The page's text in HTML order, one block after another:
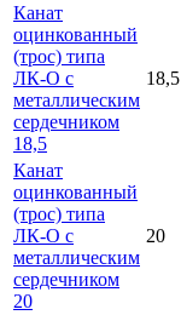
Канат
оцинкованный
(трос) типа
ЛК-О с
металлическим
сердечником
18,5
18,5
Канат
оцинкованный
(трос) типа
ЛК-О с
металлическим
сердечником
20
20